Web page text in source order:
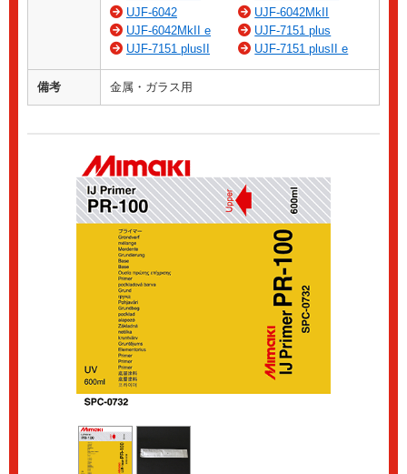
UJF-6042
UJF-6042MkII
UJF-6042MkII e
UJF-7151 plus
UJF-7151 plusII
UJF-7151 plusII e
備考 金属・ガラス用